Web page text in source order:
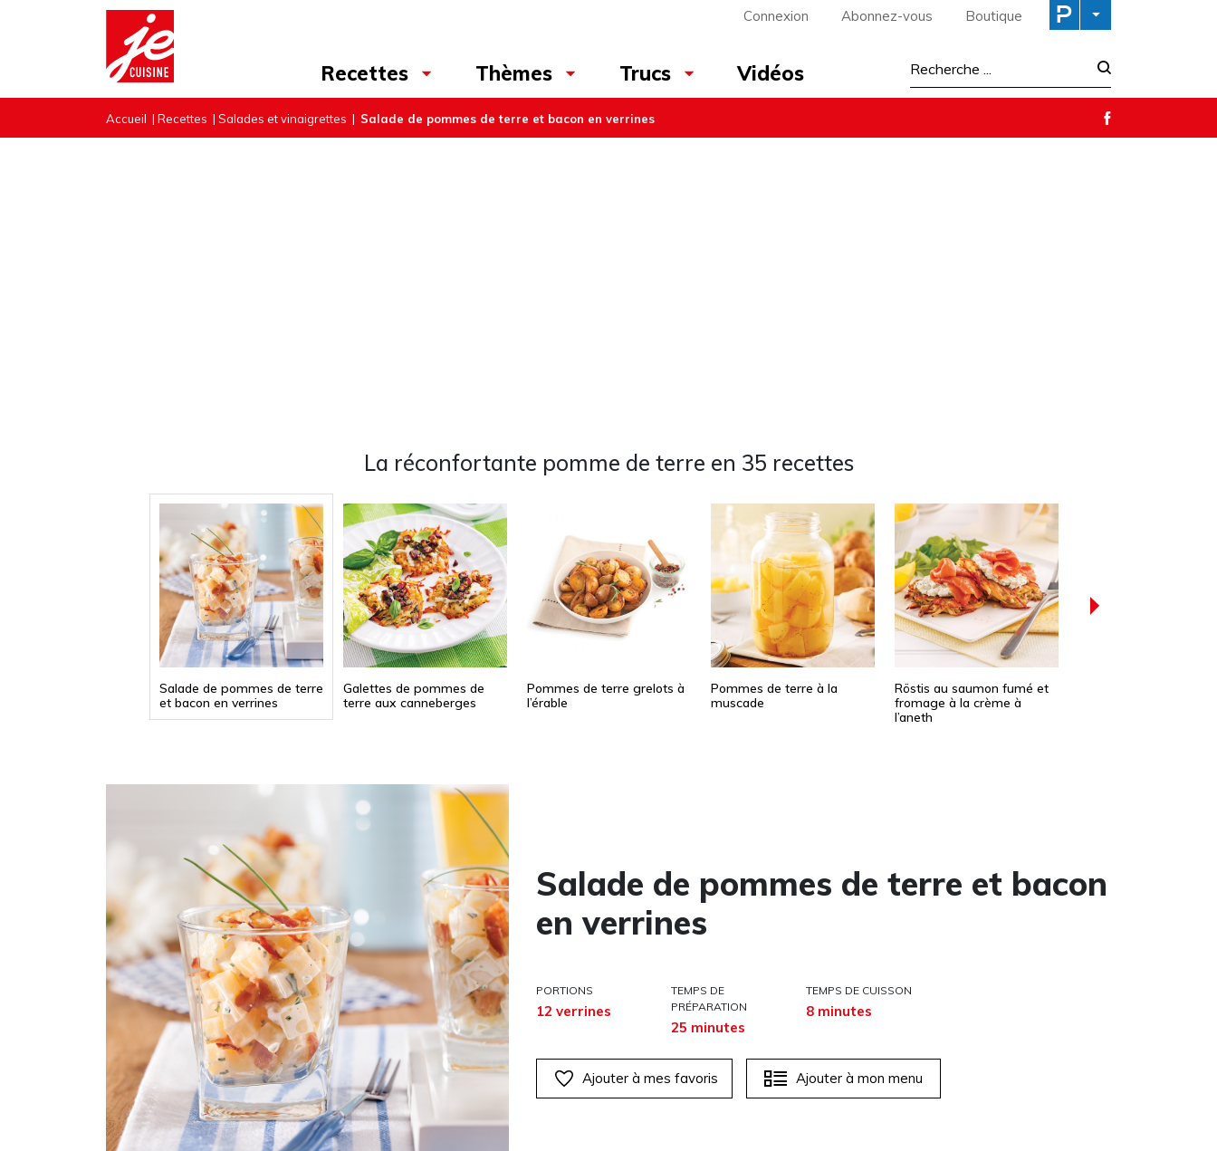
Connexion Abonnez-vous Boutique
Recettes Thèmes Trucs Vidéos
Accueil | Recettes | Salades et vinaigrettes | Salade de pommes de terre et bacon en verrines
La réconfortante pomme de terre en 35 recettes
Salade de pommes de terre
et bacon en verrines
Galettes de pommes de
terre aux canneberges
Pommes de terre grelots à
l’érable
Pommes de terre à la
muscade
Röstis au saumon fumé et
fromage à la crème à
l’aneth
Salade de pommes de terre et bacon
en verrines
PORTIONS
12 verrines
TEMPS DE
PRÉPARATION
25 minutes
TEMPS DE CUISSON
8 minutes
Ajouter à mes favoris Ajouter à mon menu